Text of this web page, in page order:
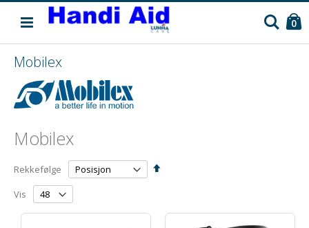
0
Søk
Mobilex
Mobilex
Rekkefølge
Angi
Vis